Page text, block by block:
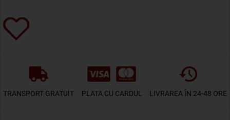
TRANSPORT GRATUIT PLATA CU CARDUL LIVRAREA ÎN 24-48 ORE